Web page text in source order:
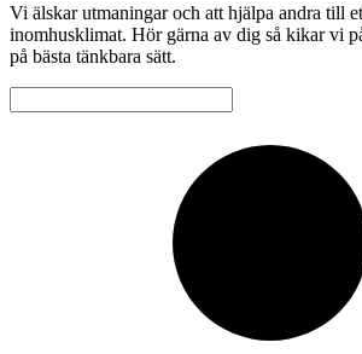
Vi älskar utmaningar och att hjälpa andra till
inomhusklimat. Hör gärna av dig så kikar vi
på bästa tänkbara sätt.